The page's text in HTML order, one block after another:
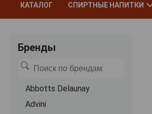
КАТАЛОГ СПИРТНЫЕ НАПИТКИ
Бренды
Abbotts Delaunay
Advini